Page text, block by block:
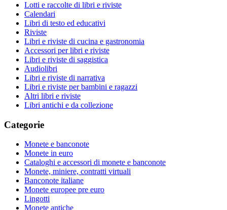
Lotti e raccolte di libri e riviste
Calendari
Libri di testo ed educativi
Riviste
Libri e riviste di cucina e gastronomia
Accessori per libri e riviste
Libri e riviste di saggistica
Audiolibri
Libri e riviste di narrativa
Libri e riviste per bambini e ragazzi
Altri libri e riviste
Libri antichi e da collezione
Categorie
Monete e banconote
Monete in euro
Cataloghi e accessori di monete e banconote
Monete, miniere, contratti virtuali
Banconote italiane
Monete europee pre euro
Lingotti
Monete antiche